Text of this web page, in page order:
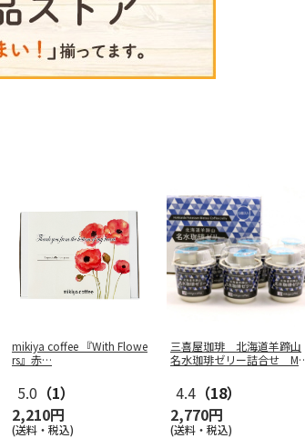
mikiya coffee 『With Flowe
rs』赤…
5.0 （1）
2,210円
(送料・税込)
三喜屋珈琲 北海道羊蹄山
名水珈琲ゼリー詰合せ MC
4.4 （18）
2,770円
(送料・税込)